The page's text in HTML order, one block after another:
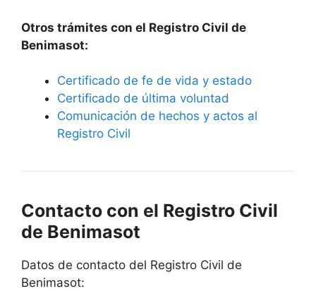
Otros trámites con el Registro Civil de
Benimasot:
Certificado de fe de vida y estado
Certificado de última voluntad
Comunicación de hechos y actos al
Registro Civil
Contacto con el Registro Civil
de Benimasot
Datos de contacto del Registro Civil de
Benimasot: